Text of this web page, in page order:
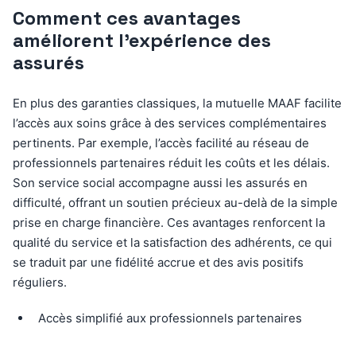
Comment ces avantages
améliorent l’expérience des
assurés
En plus des garanties classiques, la mutuelle MAAF facilite
l’accès aux soins grâce à des services complémentaires
pertinents. Par exemple, l’accès facilité au réseau de
professionnels partenaires réduit les coûts et les délais.
Son service social accompagne aussi les assurés en
difficulté, offrant un soutien précieux au-delà de la simple
prise en charge financière. Ces avantages renforcent la
qualité du service et la satisfaction des adhérents, ce qui
se traduit par une fidélité accrue et des avis positifs
réguliers.
Accès simplifié aux professionnels partenaires